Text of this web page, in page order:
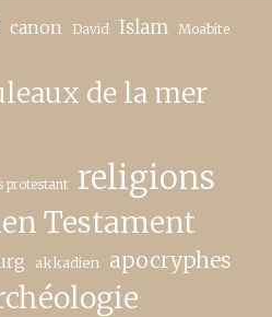
canon David Islam Moabite
de la mer
protestant religions
Testament
akkadien apocryphes